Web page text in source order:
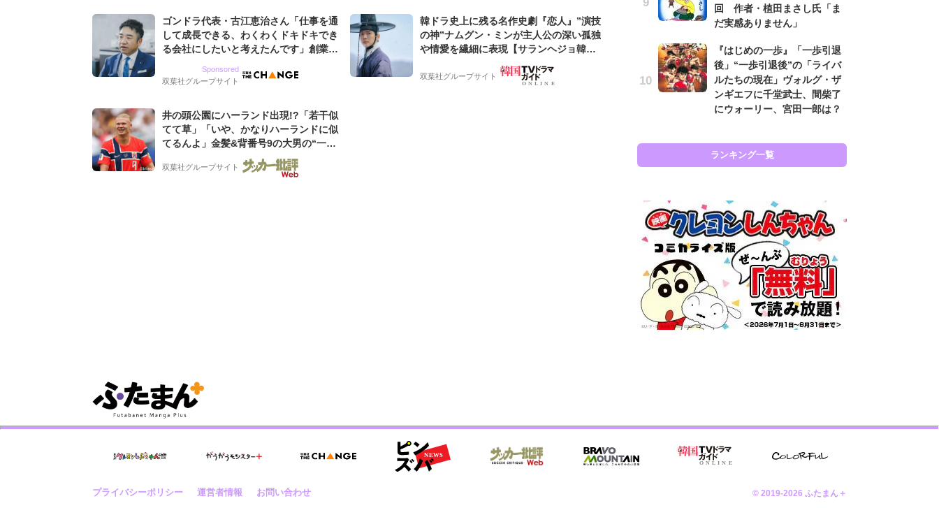
ゴンドラ代表・古江恵治さん「仕事を通
して成長できる、わくわくドキドキでき
る会社にしたいと考えたんです」創業来
グ会社のアイデンティティ
Sponsored
双葉社グループサイト
韓ドラ史上に残る名作史劇『恋人』”演技
の神”ナムグン・ミンが主人公の深い孤独
や情愛を繊細に表現【サランヘジョ韓ド
双葉社グループサイト
井の頭公園にハーランド出現!?「若干似
てて草」「いや、かなりハーランドに似
てるんよ」金髪&背番号9の大男の“一人
バイキング・ロー”映像が話題!「元気を
もらった」
双葉社グループサイト
回 作者・植田まさし氏「ま
だ実感ありません」
『はじめの一歩』「一歩引退
後」“一歩引退後”の「ライバ
ルたちの現在」ヴォルグ・ザ
ンギエフに千堂武士、間柴了
にウォーリー、宮田一郎は？
ランキング一覧
プライバシーポリシー 運営者情報 お問い合わせ © 2019-2026 ふたまん＋